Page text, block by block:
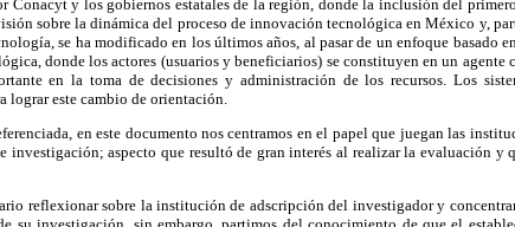
Conacyt y los gobiernos estatales de la región, donde la inclusión del
sobre la dinámica del proceso de innovación tecnológica en México y,
se ha modificado en los últimos años, al pasar de un enfoque basado
donde los actores (usuarios y beneficiarios) se constituyen en un agente
en la toma de decisiones y administración de los recursos. Los
lograr este cambio de orientación.
en este documento nos centramos en el papel que juegan las
investigación; aspecto que resultó de gran interés al realizar la evaluación y
reflexionar sobre la institución de adscripción del investigador y